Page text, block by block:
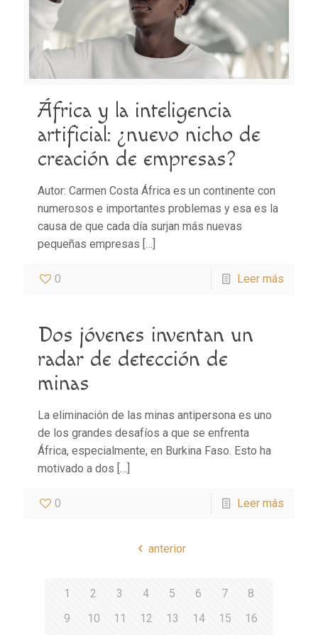
África y la inteligencia
artificial: ¿nuevo nicho de
creación de empresas?
Autor: Carmen Costa África es un continente con
numerosos e importantes problemas y esa es la
causa de que cada día surjan más nuevas
pequeñas empresas […]
0 Leer más
Dos jóvenes inventan un
radar de detección de
minas
La eliminación de las minas antipersona es uno
de los grandes desafíos a que se enfrenta
África, especialmente, en Burkina Faso. Esto ha
motivado a dos […]
0 Leer más
anterior
1 2 3 4 5 6 7
8
9
10 11 12 13 14 15
16